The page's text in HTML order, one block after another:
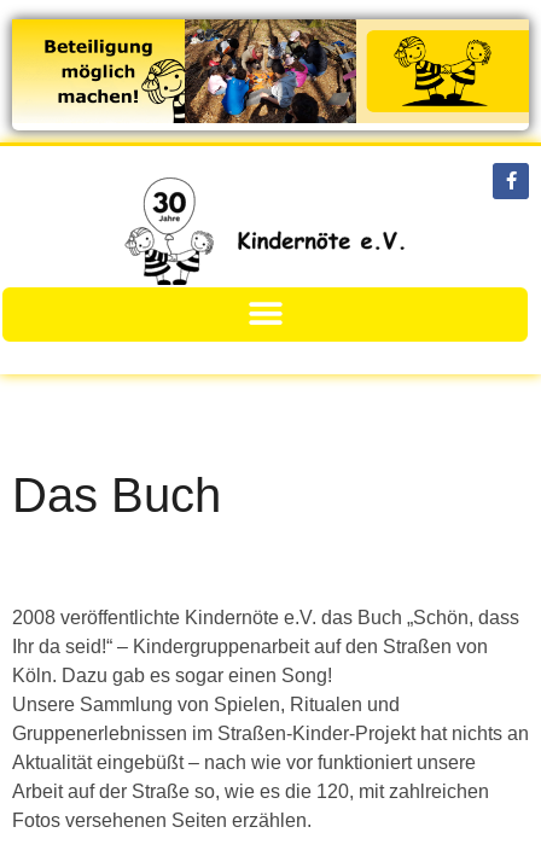
Das Buch
2008 veröffentlichte Kindernöte e.V. das Buch „Schön, dass
Ihr da seid!“ – Kindergruppenarbeit auf den Straßen von
Köln. Dazu gab es sogar einen Song!
Unsere Sammlung von Spielen, Ritualen und
Gruppenerlebnissen im Straßen-Kinder-Projekt hat nichts an
Aktualität eingebüßt – nach wie vor funktioniert unsere
Arbeit auf der Straße so, wie es die 120, mit zahlreichen
Fotos versehenen Seiten erzählen.